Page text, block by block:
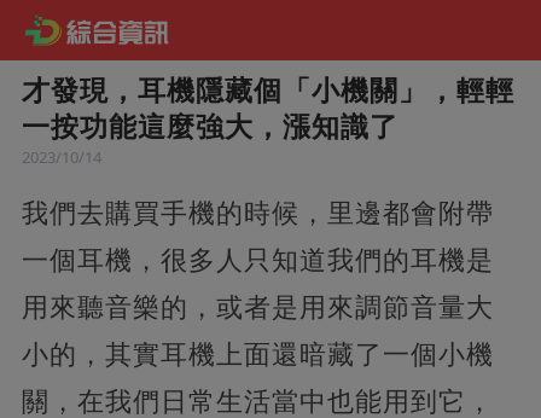
才發現，耳機隱藏個「小機關」，輕輕
一按功能這麼強大，漲知識了
2023/10/14
我們去購買手機的時候，里邊都會附帶
一個耳機，很多人只知道我們的耳機是
用來聽音樂的，或者是用來調節音量大
小的，其實耳機上面還暗藏了一個小機
關，在我們日常生活當中也能用到它，